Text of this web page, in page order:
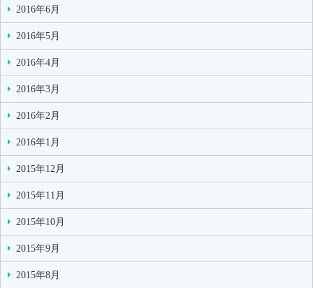
2016年6月
2016年5月
2016年4月
2016年3月
2016年2月
2016年1月
2015年12月
2015年11月
2015年10月
2015年9月
2015年8月